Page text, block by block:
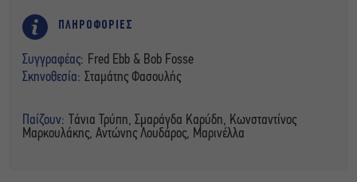
ΠΛΗΡΟΦΟΡΙΕΣ
Συγγραφέας: Fred Ebb & Bob Fosse
Σκηνοθεσία: Σταμάτης Φασουλής
Παίζουν:
Τάνια Τρύπη, Σμαράγδα Καρύδη, Κωνσταντίνος
Μαρκουλάκης, Αντώνης Λουδάρος, Μαρινέλλα